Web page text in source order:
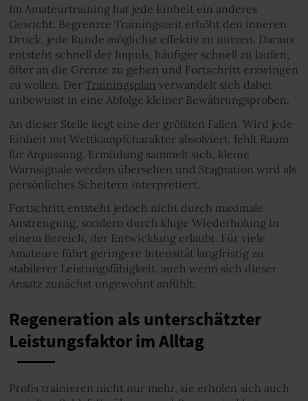
Im Amateurtraining hat jede Einheit ein anderes
Gewicht. Begrenzte Trainingszeit erhöht den inneren
Druck, jede Runde möglichst effektiv zu nutzen. Daraus
entsteht schnell der Impuls, häufiger schnell zu laufen,
öfter an die Grenze zu gehen und Fortschritt erzwingen
zu wollen. Der Trainingsplan verwandelt sich dabei
unbewusst in eine Abfolge kleiner Bewährungsproben.
An dieser Stelle liegt eine der größten Fallen. Wird jede
Einheit mit Wettkampfcharakter absolviert, fehlt Raum
für Anpassung. Ermüdung sammelt sich, kleine
Warnsignale werden übersehen und Stagnation wird als
persönliches Scheitern interpretiert.
Fortschritt entsteht jedoch nicht durch maximale
Anstrengung, sondern durch kluge Wiederholung in
einem Bereich, der Entwicklung erlaubt. Für viele
Amateure führt geringere Intensität langfristig zu
stabilerer Leistungsfähigkeit, auch wenn sich dieser
Ansatz zunächst ungewohnt anfühlt.
Regeneration als unterschätzter
Leistungsfaktor im Alltag
Profis trainieren nicht nur mehr, sie erholen sich auch